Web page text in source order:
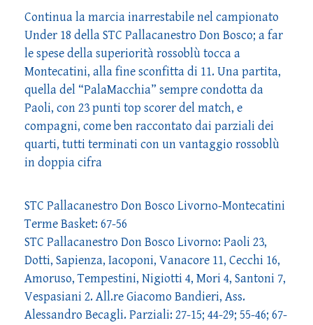
Continua la marcia inarrestabile nel campionato
Under 18 della STC Pallacanestro Don Bosco; a far
le spese della superiorità rossoblù tocca a
Montecatini, alla fine sconfitta di 11. Una partita,
quella del “PalaMacchia” sempre condotta da
Paoli, con 23 punti top scorer del match, e
compagni, come ben raccontato dai parziali dei
quarti, tutti terminati con un vantaggio rossoblù
in doppia cifra
STC Pallacanestro Don Bosco Livorno-Montecatini
Terme Basket: 67-56
STC Pallacanestro Don Bosco Livorno: Paoli 23,
Dotti, Sapienza, Iacoponi, Vanacore 11, Cecchi 16,
Amoruso, Tempestini, Nigiotti 4, Mori 4, Santoni 7,
Vespasiani 2. All.re Giacomo Bandieri, Ass.
Alessandro Becagli. Parziali: 27-15; 44-29; 55-46; 67-